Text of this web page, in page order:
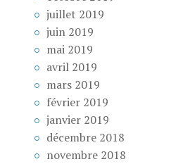
juillet 2019
juin 2019
mai 2019
avril 2019
mars 2019
février 2019
janvier 2019
décembre 2018
novembre 2018